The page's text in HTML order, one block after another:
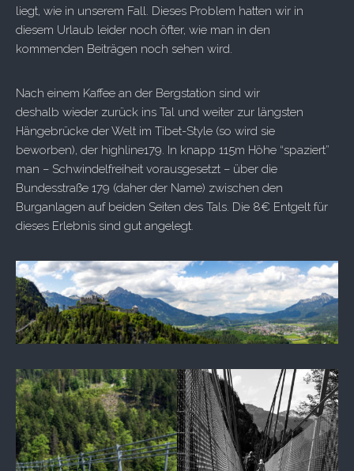
liegt, wie in unserem Fall. Dieses Problem hatten wir in
diesem Urlaub leider noch öfter, wie man in den
kommenden Beiträgen noch sehen wird.
Nach einem Kaffee an der Bergstation sind wir
deshalb wieder zurück ins Tal und weiter zur längsten
Hängebrücke der Welt im Tibet-Style (so wird sie
beworben), der highline179. In knapp 115m Höhe “spaziert”
man – Schwindelfreiheit vorausgesetzt – über die
Bundesstraße 179 (daher der Name) zwischen den
Burganlagen auf beiden Seiten des Tals. Die 8€ Entgelt für
dieses Erlebnis sind gut angelegt.